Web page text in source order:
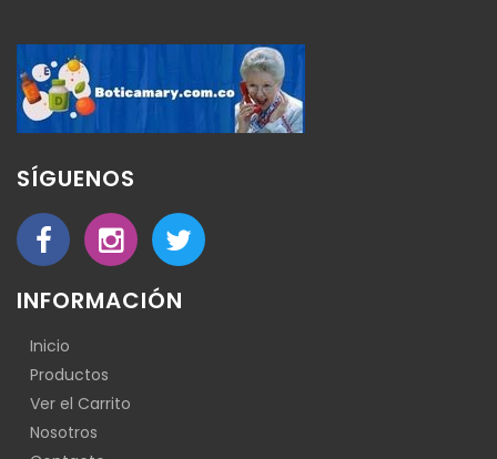
SÍGUENOS
INFORMACIÓN
Inicio
Productos
Ver el Carrito
Nosotros